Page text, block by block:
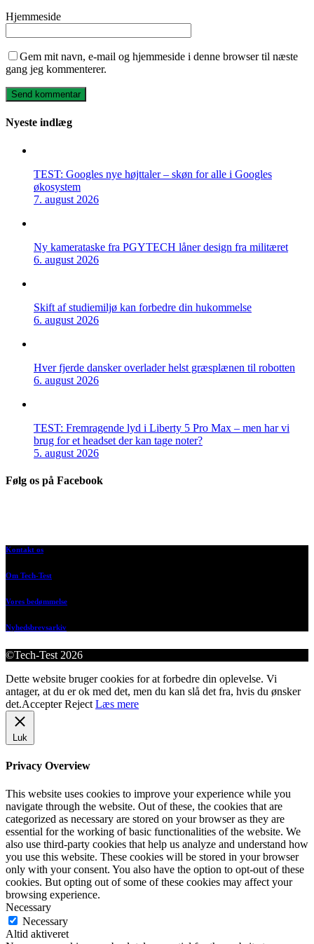
Hjemmeside
Gem mit navn, e-mail og hjemmeside i denne browser til næste
gang jeg kommenterer.
Nyeste indlæg
TEST: Googles nye højttaler – skøn for alle i Googles
økosystem
7. august 2026
Ny kamerataske fra PGYTECH låner design fra militæret
6. august 2026
Skift af studiemiljø kan forbedre din hukommelse
6. august 2026
Hver fjerde dansker overlader helst græsplænen til robotten
6. august 2026
TEST: Fremragende lyd i Liberty 5 Pro Max – men har vi
brug for et headset der kan tage noter?
5. august 2026
Følg os på Facebook
Kontakt os
Om Tech-Test
Vores bedømmelse
Nyhedsbrevsarkiv
©Tech-Test 2026
Dette website bruger cookies for at forbedre din oplevelse. Vi
antager, at du er ok med det, men du kan slå det fra, hvis du ønsker
det.Accepter Reject Læs mere
Luk
Privacy Overview
This website uses cookies to improve your experience while you
navigate through the website. Out of these, the cookies that are
categorized as necessary are stored on your browser as they are
essential for the working of basic functionalities of the website. We
also use third-party cookies that help us analyze and understand how
you use this website. These cookies will be stored in your browser
only with your consent. You also have the option to opt-out of these
cookies. But opting out of some of these cookies may affect your
browsing experience.
Necessary
Necessary
Altid aktiveret